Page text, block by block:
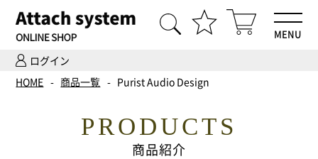
ログイン
MENU
HOME
Hi-Fiオーディオ試聴
HOME 商品一覧 Purist Audio Design
PRODUCTS
商品紹介